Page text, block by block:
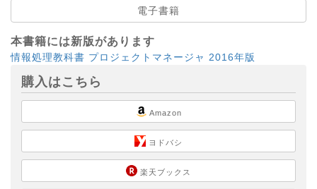
電子書籍
本書籍には新版があります
情報処理教科書 プロジェクトマネージャ 2016年版
購入はこちら
Amazon
ヨドバシ
楽天ブックス